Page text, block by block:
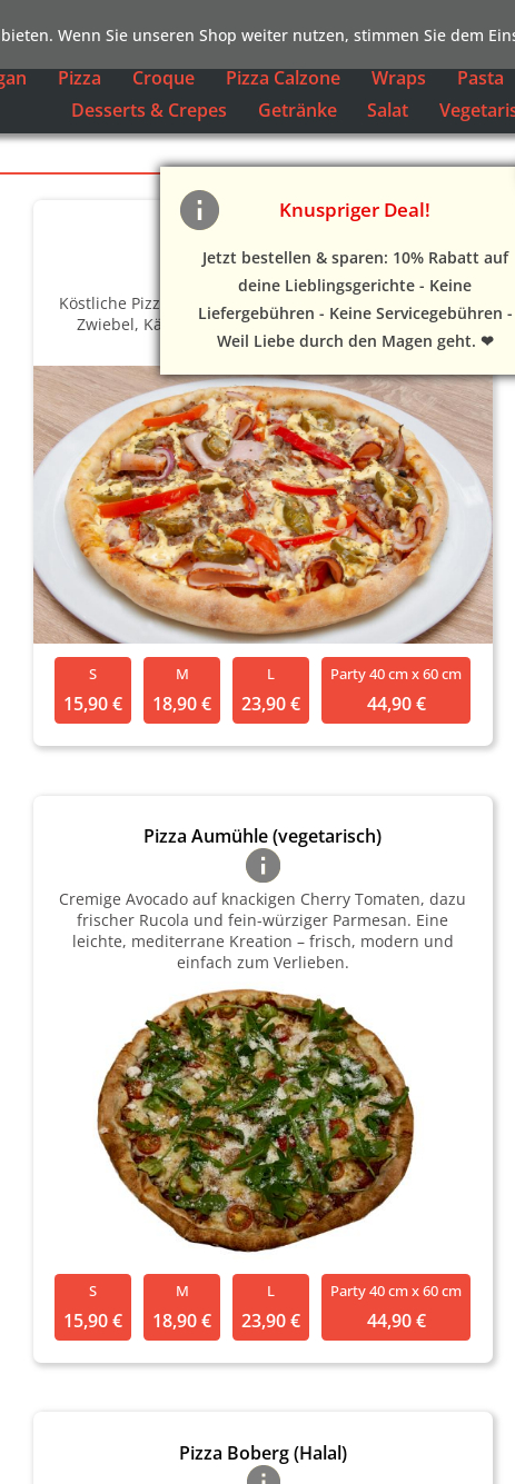
Knuspriger Deal!
Jetzt bestellen & sparen: 10% Rabatt auf
deine Lieblingsgerichte - Keine
Liefergebühren - Keine Servicegebühren -
Weil Liebe durch den Magen geht. ❤
Pizza Croque Pizza Calzone Wraps Pasta
Desserts & Crepes
Getränke Salat
Köstliche Pizza mit Putenbrust, Paprika, Champignons,
Zwiebel, Käse, Sauce Hollandaise, Beef (Rind) und
Jalapenos
S
15,90 €
M
18,90 €
L
23,90 €
Party 40 cm x 60 cm
44,90 €
Pizza Aumühle (vegetarisch)
Cremige Avocado auf knackigen Cherry Tomaten, dazu
frischer Rucola und fein-würziger Parmesan. Eine
leichte, mediterrane Kreation – frisch, modern und
einfach zum Verlieben.
S
15,90 €
M
18,90 €
L
23,90 €
Party 40 cm x 60 cm
44,90 €
Pizza Boberg (Halal)
Wenn Sie unseren Shop weiter nutzen, stimmen Sie dem